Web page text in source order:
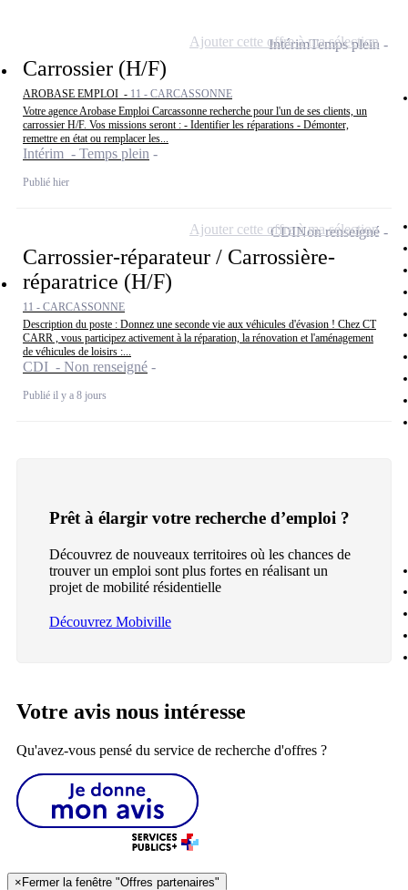
Carrossier (H/F)
AROBASE EMPLOI - 11 - CARCASSONNE
Votre agence Arobase Emploi Carcassonne recherche pour l'un de ses clients, un
carrossier H/F. Vos missions seront : - Identifier les réparations - Démonter,
remettre en état ou remplacer les...
Intérim - Temps plein
Publié hier
IntérimTemps plein
Ajouter cette offre à ma sélection
Carrossier-réparateur / Carrossière-
réparatrice (H/F)
11 - CARCASSONNE
Description du poste : Donnez une seconde vie aux véhicules d'évasion ! Chez CT
CARR , vous participez activement à la réparation, la rénovation et l'aménagement
de véhicules de loisirs :...
CDI - Non renseigné
Publié il y a 8 jours
CDINon renseigné
Ajouter cette offre à ma sélection
Prêt à élargir votre recherche d’emploi ?
Découvrez de nouveaux territoires où les chances de
trouver un emploi sont plus fortes en réalisant un
projet de mobilité résidentielle
Découvrez Mobiville
Votre avis nous intéresse
Qu'avez-vous pensé du service de recherche d'offres ?
× Fermer la fenêtre "Offres partenaires"